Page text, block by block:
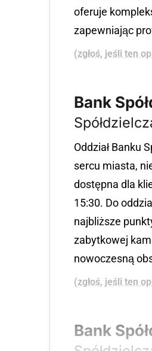
oferuje
zapewniając
(zgłoś, jeśli ten
Bank
Oddział Banku
sercu miasta,
dostępna dla
15:30. Do
najbliższe
zabytkowej
nowoczesną
(zgłoś, jeśli ten
Bank